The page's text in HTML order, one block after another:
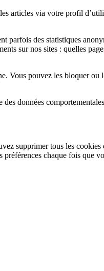
articles via votre profil
parfois des statistiques
sur nos sites : quelles
Vous pouvez les bloquer ou
données
supprimer tous les
chaque fois que